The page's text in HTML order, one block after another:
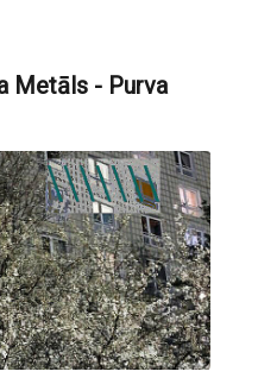
Metāls - Purva